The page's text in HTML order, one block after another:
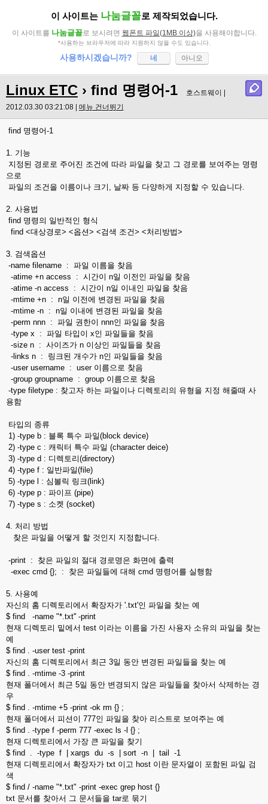
이 사이트는 나눔글꼴로 제작되었습니다.
이 사이트를 나눔글꼴로 보시려면 웹폰트 파일(1MB 이상)을 사용해야합니다.
*사용하는 브라우저에 따라 지원하지 않을 수도 있습니다.
사용하시겠습니까? 네 아니오
Linux ETC › find 명령어-1
호스트웨이 |
2012.03.30 03:21:08 | 메뉴 건너뛰기
find 명령어-1
1. 기능
지정된 경로로 주어진 조건에 따라 파일을 찾고 그 경로를 보여주는 명령
으로
파일의 조건을 이름이나 크기, 날짜 등 다양하게 지정할 수 있습니다.
2. 사용법
find 명령의 일반적인 형식
find <대상경로> <옵션> <검색 조건> <처리방법>
3. 검색옵션
-name filename : 파일 이름을 찾음
-atime +n access : 시간이 n일 이전인 파일을 찾음
-atime -n access : 시간이 n일 이내인 파일을 찾음
-mtime +n : n일 이전에 변경된 파일을 찾음
-mtime -n : n일 이내에 변경된 파일을 찾음
-perm nnn : 파일 권한이 nnn인 파일을 찾음
-type x : 파일 타입이 x인 파일들을 찾음
-size n : 사이즈가 n 이상인 파일들을 찾음
-links n : 링크된 개수가 n인 파일들을 찾음
-user username : user 이름으로 찾음
-group groupname : group 이름으로 찾음
-type filetype : 찾고자 하는 파일이나 디렉토리의 유형을 지정 해줄때 사
용함
타입의 종류
1) -type b : 블록 특수 파일(block device)
2) -type c : 캐릭터 특수 파일 (character deice)
3) -type d : 디렉토리(directory)
4) -type f : 일반파일(file)
5) -type l : 심볼릭 링크(link)
6) -type p : 파이프 (pipe)
7) -type s : 소켓 (socket)
4. 처리 방법
찾은 파일을 어떻게 할 것인지 지정합니다.
-print : 찾은 파일의 절대 경로명은 화면에 출력
-exec cmd {}; : 찾은 파일들에 대해 cmd 명령어를 실행함
5. 사용예
자신의 홈 디렉토리에서 확장자가 '.txt'인 파일을 찾는 예
$ find -name "*.txt'' -print
현재 디렉토리 밑에서 test 이라는 이름을 가진 사용자 소유의 파일을 찾는
예
$ find . -user test -print
자신의 홈 디렉토리에서 최근 3일 동안 변경된 파일들을 찾는 예
$ find . -mtime -3 -print
현재 폴더에서 최근 5일 동안 변경되지 않은 파일들을 찾아서 삭제하는 경
우
$ find . -mtime +5 -print -ok rm {} ;
현재 폴더에서 피션이 777인 파일을 찾아 리스트로 보여주는 예
$ find . -type f -perm 777 -exec ls -l {} ;
현재 디렉토리에서 가장 큰 파일을 찾기
$ find . -type f | xargs du -s | sort -n | tail -1
현재 디렉토리에서 확장자가 txt 이고 host 이란 문자열이 포함된 파일 검
색
$ find / -name "*.txt" -print -exec grep host {}
txt 문서를 찾아서 그 문서들을 tar로 묶기